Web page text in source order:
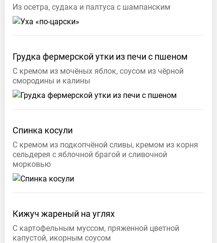
Из осетра, судака и палтуса с шампанским
Грудка фермерской утки из печи с пшеном
С кремом из мочёных яблок, соусом из чёрной
смородины и калины
Спинка косули
С кремом из подкопчёной сливы, кремом из корня
сельдерея с яблочной брагой и сливочной
морковью
Кижуч жареный на углях
С картофельным муссом, пряженной цветной
капустой, икорным соусом